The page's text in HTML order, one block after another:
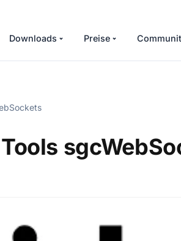
Downloads Preise